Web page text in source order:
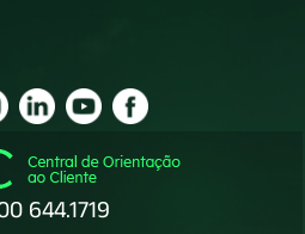
644.1719